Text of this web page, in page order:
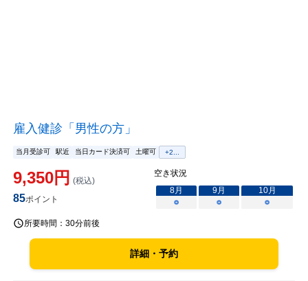
雇入健診「男性の方」
当月受診可 駅近 当日カード決済可 土曜可 +2...
9,350円 (税込)
85ポイント
空き状況
8月 9月 10月
○
○ ○
所要時間： 30分前後
詳細・予約